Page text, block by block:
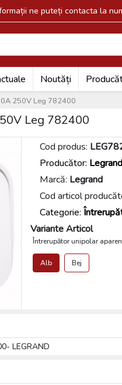
ne puteți contacta la
Noutăți
250V Leg 782400
Leg 782400
Cod produs:
Producător: Legrand
Marcă: Legrand
Cod articol
Categorie:
Variante Articol
Întrerupător unipolar
Alb Bej
LEGRAND